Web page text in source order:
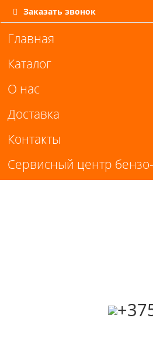
Заказать звонок
Главная
Каталог
О нас
Доставка
Контакты
Сервисный центр